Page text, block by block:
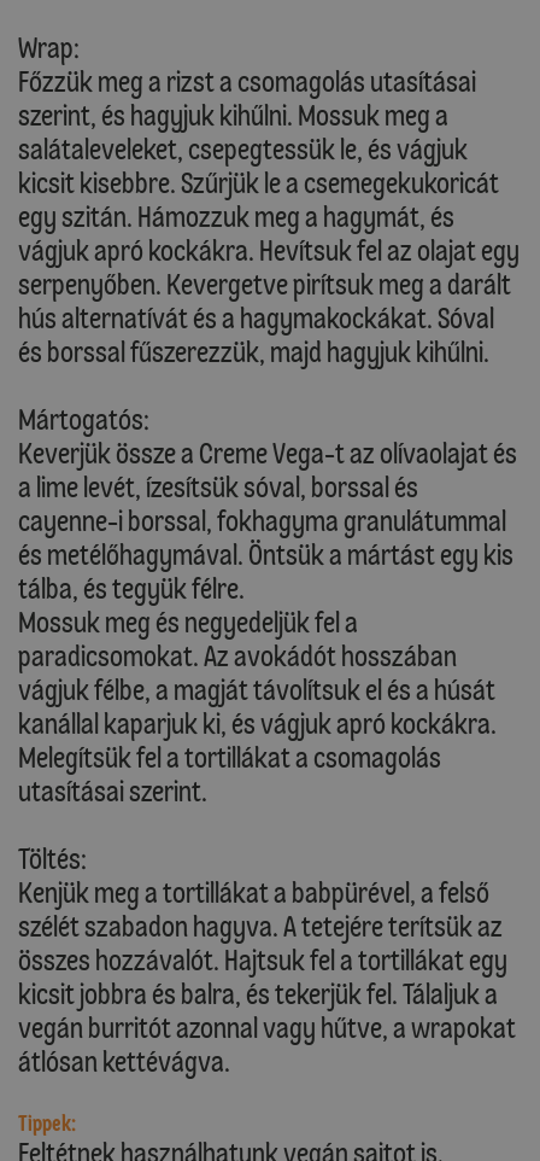
Wrap:
Főzzük meg a rizst a csomagolás utasításai
szerint, és hagyjuk kihűlni. Mossuk meg a
salátaleveleket, csepegtessük le, és vágjuk
kicsit kisebbre. Szűrjük le a csemegekukoricát
egy szitán. Hámozzuk meg a hagymát, és
vágjuk apró kockákra. Hevítsuk fel az olajat egy
serpenyőben. Kevergetve pirítsuk meg a darált
hús alternatívát és a hagymakockákat. Sóval
és borssal fűszerezzük, majd hagyjuk kihűlni.
Mártogatós:
Keverjük össze a Creme Vega-t az olívaolajat és
a lime levét, ízesítsük sóval, borssal és
cayenne-i borssal, fokhagyma granulátummal
és metélőhagymával. Öntsük a mártást egy kis
tálba, és tegyük félre.
Mossuk meg és negyedeljük fel a
paradicsomokat. Az avokádót hosszában
vágjuk félbe, a magját távolítsuk el és a húsát
kanállal kaparjuk ki, és vágjuk apró kockákra.
Melegítsük fel a tortillákat a csomagolás
utasításai szerint.
Töltés:
Kenjük meg a tortillákat a babpürével, a felső
szélét szabadon hagyva. A tetejére terítsük az
összes hozzávalót. Hajtsuk fel a tortillákat egy
kicsit jobbra és balra, és tekerjük fel. Tálaljuk a
vegán burritót azonnal vagy hűtve, a wrapokat
átlósan kettévágva.
Tippek:
Feltétnek használhatunk vegán sajtot is.